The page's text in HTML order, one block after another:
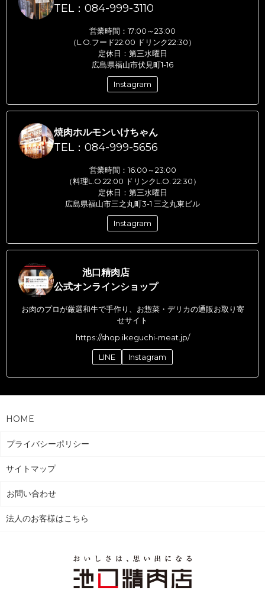
TEL：084-999-3110
営業時間：17:00～23:00
（L.O.フード22:00 ドリンク22:30）
定休日：第三水曜日
広島県福山市伏見町1-16
Instagram
焼肉ホルモンいけちゃん
TEL：084-999-5656
営業時間：16:00～23:00
（料理L.O.22:00 ドリンクL.O. 22:30）
定休日：第三水曜日
広島県福山市三之丸町3-1 三之丸東ビル
Instagram
池口精肉店
公式オンラインショップ
お肉のプロが厳選和牛で手作り、お惣菜・デリカの通販お取り寄
せサイト
https://shop.ikeguchi-meat.jp/
LINE Instagram
HOME
プライバシーポリシー
サイトマップ
お問い合わせ
法人のお客様はこちら